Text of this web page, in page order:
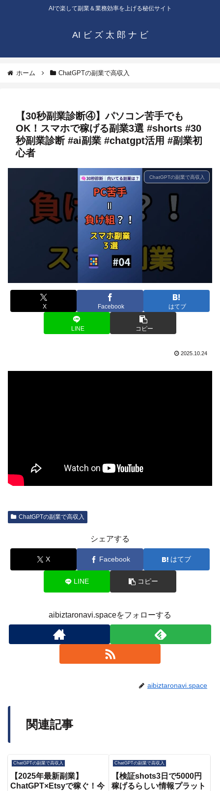
AIで楽して副業＆業務効率を上げる秘伝サイト
AI ビ ズ 太 郎 ナ ビ
ホーム ChatGPTの副業で高収入
【30秒副業診断④】パソコン苦手でも
OK！スマホで稼げる副業3選 #shorts #30
秒副業診断 #ai副業 #chatgpt活用 #副業初
心者
ChatGPTの副業で高収入
X Facebook はてブ
LINE コピー
2025.10.24
ChatGPTの副業で高収入
シェアする
X Facebook はてブ
LINE コピー
aibiztaronavi.spaceをフォローする
aibiztaronavi.space
関連記事
ChatGPTの副業で高収入
【2025年最新副業】
ChatGPT×Etsyで稼ぐ！今
ChatGPTの副業で高収入
【検証shots3日で5000円
稼げるらしい情報プラット